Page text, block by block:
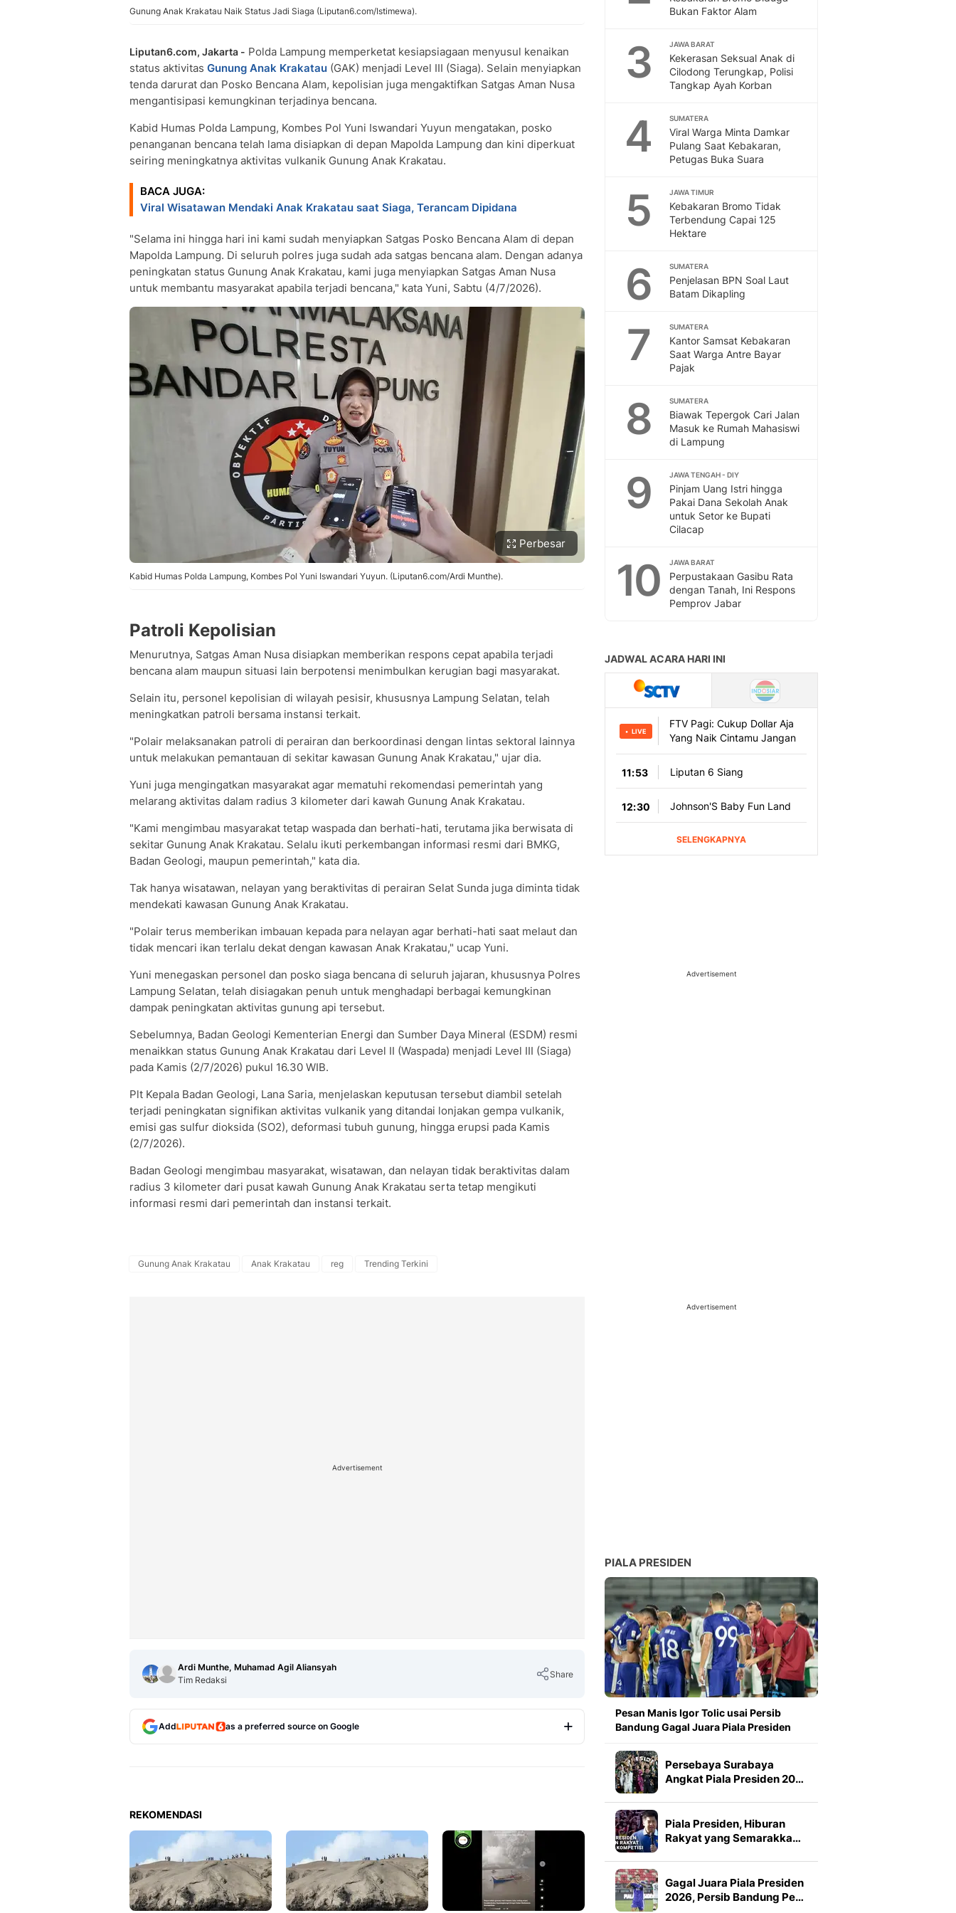
Gunung Anak Krakatau Naik Status Jadi Siaga (Liputan6.com/Istimewa).
Liputan6.com, Jakarta - Polda Lampung memperketat kesiapsiagaan menyusul kenaikan
status aktivitas Gunung Anak Krakatau (GAK) menjadi Level III (Siaga). Selain menyiapkan
tenda darurat dan Posko Bencana Alam, kepolisian juga mengaktifkan Satgas Aman Nusa
mengantisipasi kemungkinan terjadinya bencana.
Kabid Humas Polda Lampung, Kombes Pol Yuni Iswandari Yuyun mengatakan, posko
penanganan bencana telah lama disiapkan di depan Mapolda Lampung dan kini diperkuat
seiring meningkatnya aktivitas vulkanik Gunung Anak Krakatau.
BACA JUGA:
Viral Wisatawan Mendaki Anak Krakatau saat Siaga, Terancam Dipidana
"Selama ini hingga hari ini kami sudah menyiapkan Satgas Posko Bencana Alam di depan
Mapolda Lampung. Di seluruh polres juga sudah ada satgas bencana alam. Dengan adanya
peningkatan status Gunung Anak Krakatau, kami juga menyiapkan Satgas Aman Nusa
untuk membantu masyarakat apabila terjadi bencana," kata Yuni, Sabtu (4/7/2026).
Perbesar
Kabid Humas Polda Lampung, Kombes Pol Yuni Iswandari Yuyun. (Liputan6.com/Ardi Munthe).
Patroli Kepolisian
Menurutnya, Satgas Aman Nusa disiapkan memberikan respons cepat apabila terjadi
bencana alam maupun situasi lain berpotensi menimbulkan kerugian bagi masyarakat.
Selain itu, personel kepolisian di wilayah pesisir, khususnya Lampung Selatan, telah
meningkatkan patroli bersama instansi terkait.
"Polair melaksanakan patroli di perairan dan berkoordinasi dengan lintas sektoral lainnya
untuk melakukan pemantauan di sekitar kawasan Gunung Anak Krakatau," ujar dia.
Yuni juga mengingatkan masyarakat agar mematuhi rekomendasi pemerintah yang
melarang aktivitas dalam radius 3 kilometer dari kawah Gunung Anak Krakatau.
"Kami mengimbau masyarakat tetap waspada dan berhati-hati, terutama jika berwisata di
sekitar Gunung Anak Krakatau. Selalu ikuti perkembangan informasi resmi dari BMKG,
Badan Geologi, maupun pemerintah," kata dia.
Tak hanya wisatawan, nelayan yang beraktivitas di perairan Selat Sunda juga diminta tidak
mendekati kawasan Gunung Anak Krakatau.
"Polair terus memberikan imbauan kepada para nelayan agar berhati-hati saat melaut dan
tidak mencari ikan terlalu dekat dengan kawasan Anak Krakatau," ucap Yuni.
Yuni menegaskan personel dan posko siaga bencana di seluruh jajaran, khususnya Polres
Lampung Selatan, telah disiagakan penuh untuk menghadapi berbagai kemungkinan
dampak peningkatan aktivitas gunung api tersebut.
Sebelumnya, Badan Geologi Kementerian Energi dan Sumber Daya Mineral (ESDM) resmi
menaikkan status Gunung Anak Krakatau dari Level II (Waspada) menjadi Level III (Siaga)
pada Kamis (2/7/2026) pukul 16.30 WIB.
Plt Kepala Badan Geologi, Lana Saria, menjelaskan keputusan tersebut diambil setelah
terjadi peningkatan signifikan aktivitas vulkanik yang ditandai lonjakan gempa vulkanik,
emisi gas sulfur dioksida (SO2), deformasi tubuh gunung, hingga erupsi pada Kamis
(2/7/2026).
Badan Geologi mengimbau masyarakat, wisatawan, dan nelayan tidak beraktivitas dalam
radius 3 kilometer dari pusat kawah Gunung Anak Krakatau serta tetap mengikuti
informasi resmi dari pemerintah dan instansi terkait.
Gunung Anak Krakatau Anak Krakatau reg Trending Terkini
Advertisement
Ardi Munthe, Muhamad Agil Aliansyah
Tim Redaksi
Share
Add as a preferred source on Google
REKOMENDASI
Bukan Faktor Alam
3 JAWA BARAT
Kekerasan Seksual Anak di
Cilodong Terungkap, Polisi
Tangkap Ayah Korban
4 SUMATERA
Viral Warga Minta Damkar
Pulang Saat Kebakaran,
Petugas Buka Suara
5 JAWA TIMUR
Kebakaran Bromo Tidak
Terbendung Capai 125
Hektare
6 SUMATERA
Penjelasan BPN Soal Laut
Batam Dikapling
7 SUMATERA
Kantor Samsat Kebakaran
Saat Warga Antre Bayar
Pajak
8 SUMATERA
Biawak Tepergok Cari Jalan
Masuk ke Rumah Mahasiswi
di Lampung
9 JAWA TENGAH - DIY
Pinjam Uang Istri hingga
Pakai Dana Sekolah Anak
untuk Setor ke Bupati
Cilacap
10 JAWA BARAT
Perpustakaan Gasibu Rata
dengan Tanah, Ini Respons
Pemprov Jabar
Advertisement
Advertisement
PIALA PRESIDEN
Pesan Manis Igor Tolic usai Persib
Bandung Gagal Juara Piala Presiden
Persebaya Surabaya
Angkat Piala Presiden 20…
Piala Presiden, Hiburan
Rakyat yang Semarakka…
Gagal Juara Piala Presiden
2026, Persib Bandung Pe…